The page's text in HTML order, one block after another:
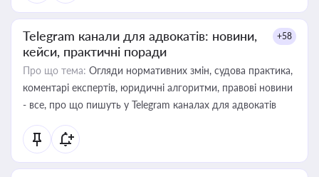
Telegram канали для адвокатів: новини,
кейси, практичні поради
+58
Про що тема: Огляди нормативних змін, судова практика,
коментарі експертів, юридичні алгоритми, правові новини
- все, про що пишуть у Telegram каналах для адвокатів